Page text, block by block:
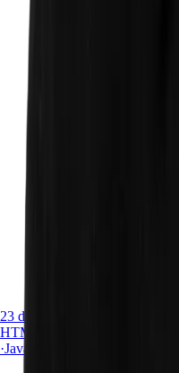
23 de julio de 2026
HTML
·JavaScript